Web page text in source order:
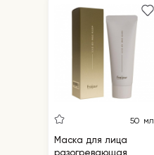
50 мл
Маска для лица
разогревающая